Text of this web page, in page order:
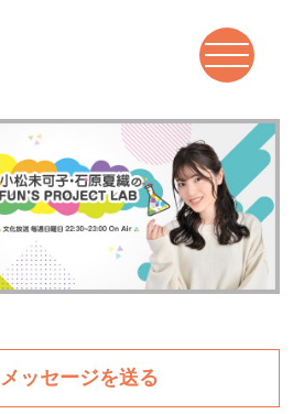
メッセージを送る